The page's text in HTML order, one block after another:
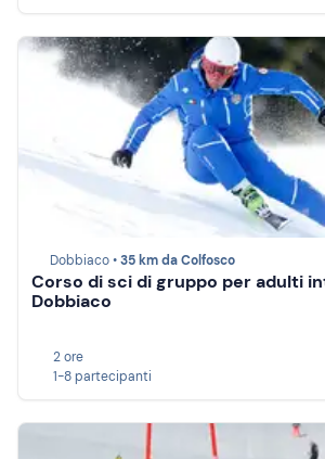
Dobbiaco •35 km da Colfosco
Corso di sci di gruppo per adulti
Dobbiaco
2 ore
1-8 partecipanti